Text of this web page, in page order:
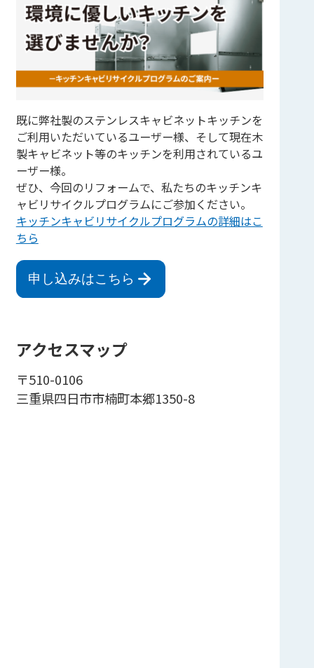
既に弊社製のステンレスキャビネットキッチンを
ご利用いただいているユーザー様、そして現在木
製キャビネット等のキッチンを利用されているユ
ーザー様。
ぜひ、今回のリフォームで、私たちのキッチンキ
ャビリサイクルプログラムにご参加ください。
キッチンキャビリサイクルプログラムの詳細はこ
ちら
申し込みはこちら
アクセスマップ
〒510-0106
三重県四日市市楠町本郷1350-8